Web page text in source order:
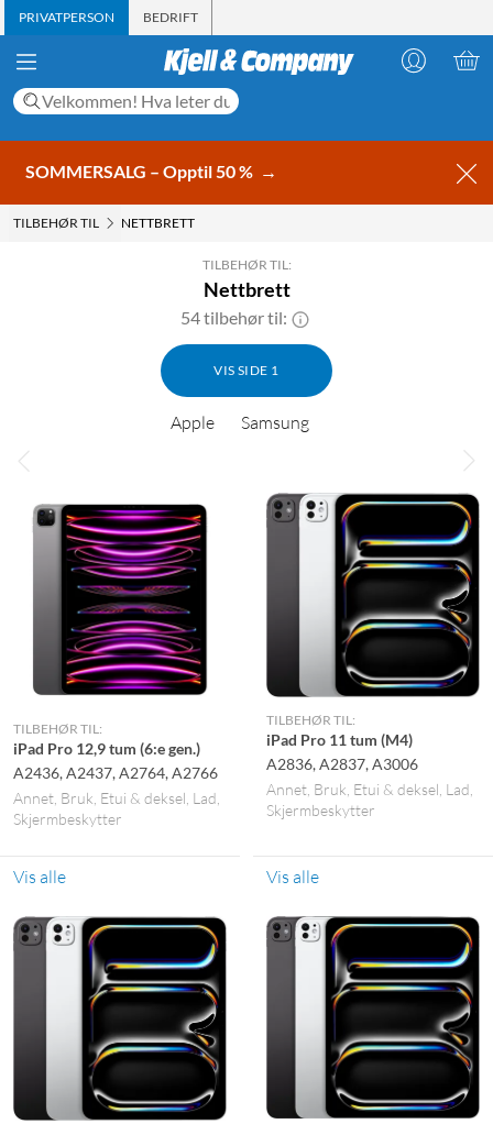
PRIVATPERSON BEDRIFT
SOMMERSALG – Opptil 50 % →
TILBEHØR TIL NETTBRETT
TILBEHØR TIL:
Nettbrett
54 tilbehør til:
Apple Samsung
VIS SIDE 1
TILBEHØR TIL:
iPad Pro 12,9 tum (6:e gen.)
A2436, A2437, A2764, A2766
Annet Bruk Etui & deksel Lad
Skjermbeskytter
Vis alle
TILBEHØR TIL:
iPad Pro 11 tum (M4)
A2836, A2837, A3006
Annet Bruk Etui & deksel Lad
Skjermbeskytter
Vis alle